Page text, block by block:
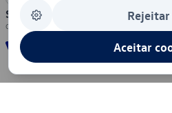
Segurança
Aceitar